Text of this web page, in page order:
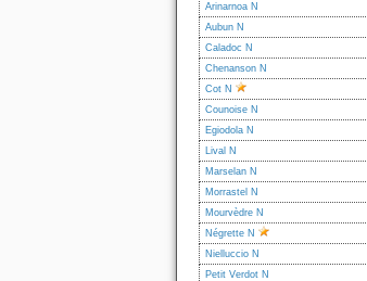
Arinarnoa N
Aubun N
Caladoc N
Chenanson N
Cot N
Counoise N
Egiodola N
Lival N
Marselan N
Morrastel N
Mourvèdre N
Négrette N
Nielluccio N
Petit Verdot N